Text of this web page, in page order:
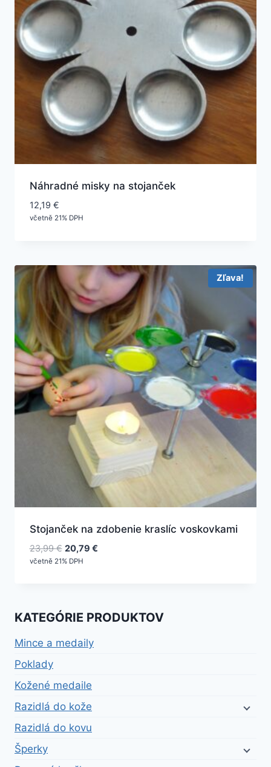
Náhradné misky na stojanček
12,19 €
včetně 21% DPH
Zľava!
Stojanček na zdobenie kraslíc voskovkami
23,99€ Pôvodná
cena
20,79 €Aktuálna
včetně 21% DPH
KATEGÓRIE PRODUKTOV
Mince a medaily
Poklady
Kožené medaile
Razidlá do kože
Razidlá do kovu
Šperky